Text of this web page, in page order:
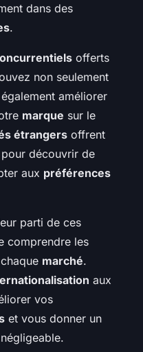
dans des
.
offerts
non seulement
améliorer
marque sur le
étrangers offrent
pour découvrir de
aux préférences
parti de ces
comprendre les
marché.
aux
vos
et vous donner un